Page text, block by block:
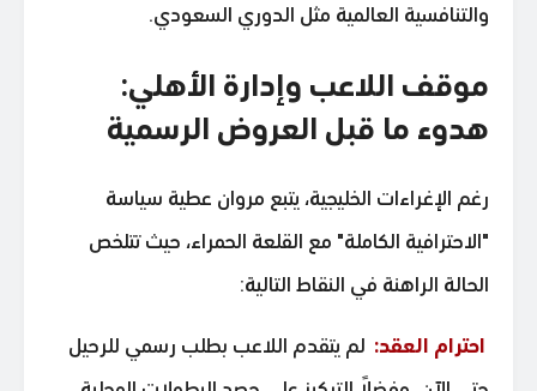
والتنافسية العالمية مثل الدوري السعودي.
موقف اللاعب وإدارة الأهلي:
هدوء ما قبل العروض الرسمية
رغم الإغراءات الخليجية، يتبع مروان عطية سياسة
"الاحترافية الكاملة" مع القلعة الحمراء، حيث تتلخص
الحالة الراهنة في النقاط التالية:
احترام العقد: لم يتقدم اللاعب بطلب رسمي للرحيل